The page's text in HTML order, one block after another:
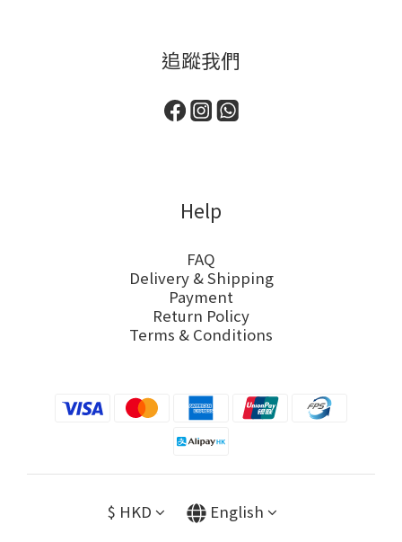
追蹤我們
Help
FAQ
Delivery & Shipping
Payment
Return Policy
Terms & Conditions
$ HKD English